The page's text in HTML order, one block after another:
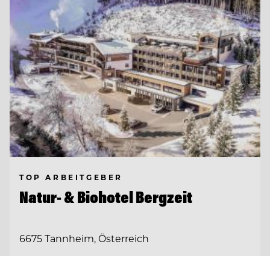
TOP ARBEITGEBER
Natur- & Biohotel Bergzeit
6675 Tannheim, Österreich